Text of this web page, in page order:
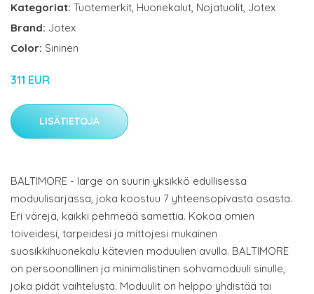
Kategoriat: Tuotemerkit, Huonekalut, Nojatuolit, Jotex
Brand: Jotex
Color: Sininen
311 EUR
LISÄTIETOJA
BALTIMORE - large on suurin yksikkö edullisessa
moduulisarjassa, joka koostuu 7 yhteensopivasta osasta.
Eri värejä, kaikki pehmeää samettia. Kokoa omien
toiveidesi, tarpeidesi ja mittojesi mukainen
suosikkihuonekalu kätevien moduulien avulla. BALTIMORE
on persoonallinen ja minimalistinen sohvamoduuli sinulle,
joka pidät vaihtelusta. Moduulit on helppo yhdistää tai